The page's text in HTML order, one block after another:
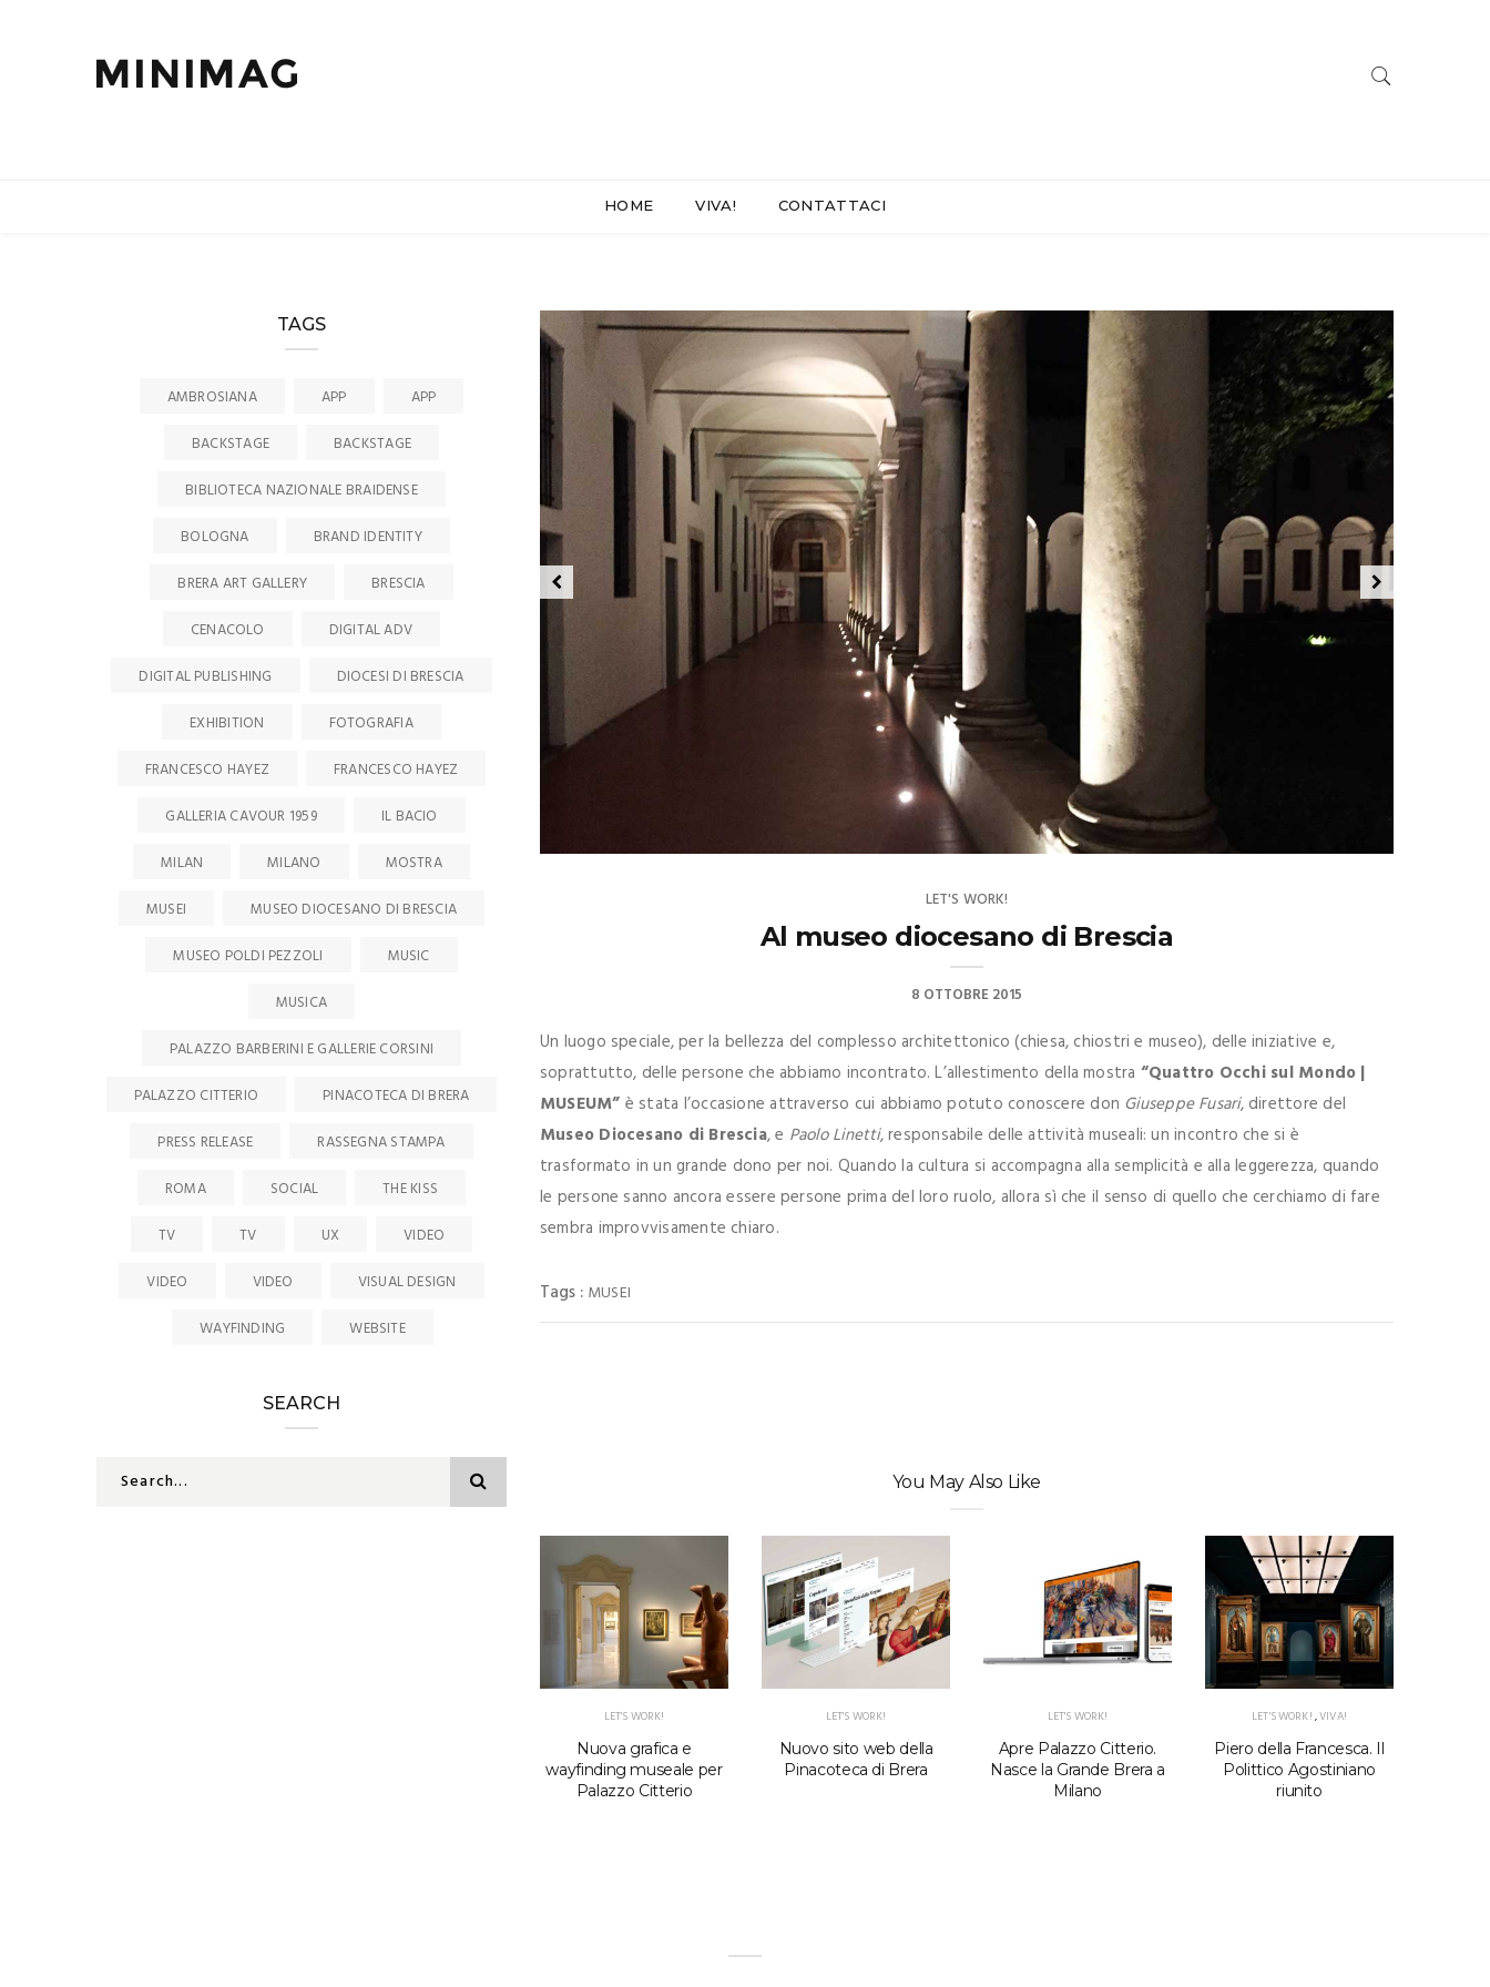
HOME VIVA! CONTATTACI
LET'S WORK!
Al museo diocesano di Brescia
8 OTTOBRE 2015
Un luogo speciale, per la bellezza del complesso architettonico (chiesa, chiostri e museo), delle iniziative e,
soprattutto, delle persone che abbiamo incontrato. L’allestimento della mostra “Quattro Occhi sul Mondo |
MUSEUM” è stata l’occasione attraverso cui abbiamo potuto conoscere don Giuseppe Fusari, direttore del
Museo Diocesano di Brescia, e Paolo Linetti, responsabile delle attività museali: un incontro che si è
trasformato in un grande dono per noi. Quando la cultura si accompagna alla semplicità e alla leggerezza, quando
le persone sanno ancora essere persone prima del loro ruolo, allora sì che il senso di quello che cerchiamo di fare
sembra improvvisamente chiaro.
Tags : MUSEI
You May Also Like
LET'S WORK!
Nuova grafica e
wayfinding museale per
Palazzo Citterio
LET'S WORK!
Nuovo sito web della
Pinacoteca di Brera
LET'S WORK!
Apre Palazzo Citterio.
Nasce la Grande Brera a
Milano
LET'S WORK!,VIVA!
Piero della Francesca. Il
Polittico Agostiniano
riunito
TAGS
AMBROSIANA APP
APP
BACKSTAGE
BACKSTAGE
BIBLIOTECA NAZIONALE BRAIDENSE
BOLOGNA
BRAND IDENTITY
BRERA ART GALLERY
BRESCIA
CENACOLO
DIGITAL ADV
DIGITAL PUBLISHING
DIOCESI DI BRESCIA
EXHIBITION
FOTOGRAFIA
FRANCESCO HAYEZ
FRANCESCO HAYEZ
GALLERIA CAVOUR 1959
IL BACIO
MILAN
MILANO
MOSTRA
MUSEI
MUSEO DIOCESANO DI BRESCIA
MUSEO POLDI PEZZOLI
MUSIC
MUSICA
PALAZZO BARBERINI E GALLERIE CORSINI
PALAZZO CITTERIO
PINACOTECA DI BRERA
PRESS RELEASE
RASSEGNA STAMPA
ROMA
SOCIAL
THE KISS
TV
TV UX
VIDEO
VIDEO
VIDEO
VISUAL DESIGN
WAYFINDING
WEBSITE
SEARCH